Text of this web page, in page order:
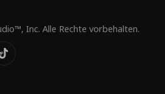
Inc. Alle Rechte vorbehalten.